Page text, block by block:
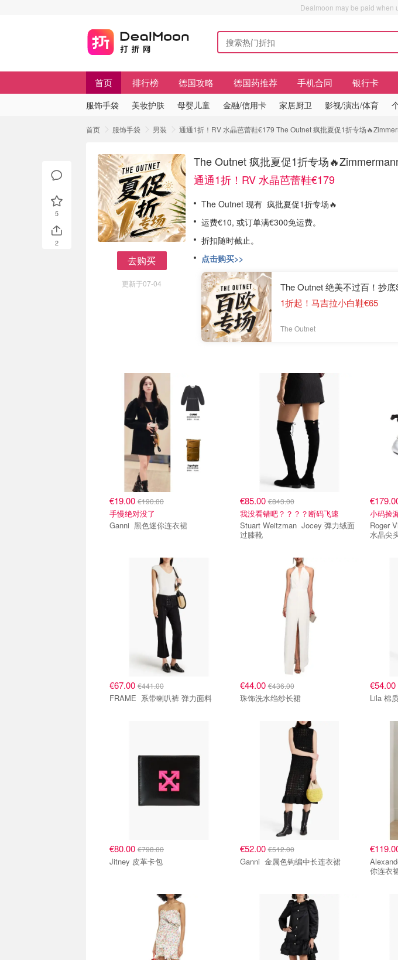
Dealmoon may be paid when
首页 排行榜 德国攻略 德国药推荐 手机合同 银行卡
服饰手袋 美妆护肤 母婴儿童 金融/信用卡 家居厨卫 影视/演出/体育
首页 服饰手袋 男装 通通1折！RV 水晶芭蕾鞋€179 The Outnet 疯批夏促1折专场
去购买
更新于07-04
The Outnet 疯批夏促1折专场
通通1折！RV 水晶芭蕾鞋€179
The Outnet 现有 疯批夏促1折专场🔥
运费€10, 或订单满€300免运费。
折扣随时截止。
点击购买>>
The Outnet 绝美不过百！抄
1折起！马吉拉小白鞋€65
The Outnet
€19.00 €190.00
手慢绝对没了
Ganni 黑色迷你连衣裙
€85.00€843.00
我没看错吧？？？？断码飞速
Stuart Weitzman Jocey 弹力绒面
过膝靴
小码捡
Roger Vivier Choc
水晶尖
€67.00 €441.00
FRAME 系带喇叭裤 弹力面料
€44.00€436.00
珠饰洗水绉纱长裙
€54.00
Lila 棉
€80.00 €798.00
Jitney 皮革卡包
€52.00€512.00
Ganni 金属色钩编中长连衣裙
Alexander
你连衣
5
2